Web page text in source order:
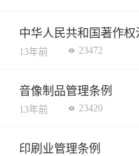
中华人民共和国著作权
13年前 23472
音像制品管理条例
13年前 23420
印刷业管理条例